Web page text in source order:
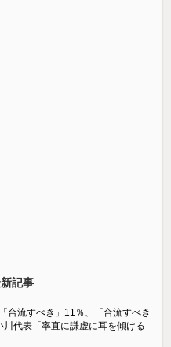
記事
合流すべき」11％、「合流すべき
代表「率直に謙虚に耳を傾ける